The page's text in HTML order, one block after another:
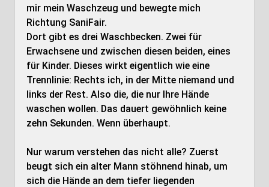
mir mein Waschzeug und bewegte mich
Richtung SaniFair.
Dort gibt es drei Waschbecken. Zwei für
Erwachsene und zwischen diesen beiden, eines
für Kinder. Dieses wirkt eigentlich wie eine
Trennlinie: Rechts ich, in der Mitte niemand und
links der Rest. Also die, die nur Ihre Hände
waschen wollen. Das dauert gewöhnlich keine
zehn Sekunden. Wenn überhaupt.
Nur warum verstehen das nicht alle? Zuerst
beugt sich ein alter Mann stöhnend hinab, um
sich die Hände an dem tiefer liegenden